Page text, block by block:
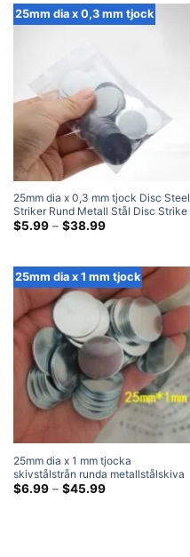
25mm dia x 0,3 mm tjock
25mm dia x 0,3 mm tjock Disc Steel
Striker Rund Metall Stål Disc Strike
Plates
$5.99 – $38.99Prisklass:
25mm dia x 1 mm tjock
25mm dia x 1 mm tjocka
skivstålstrån runda metallstålskiva
slagplåtar
$6.99 – $45.99Prisklass: